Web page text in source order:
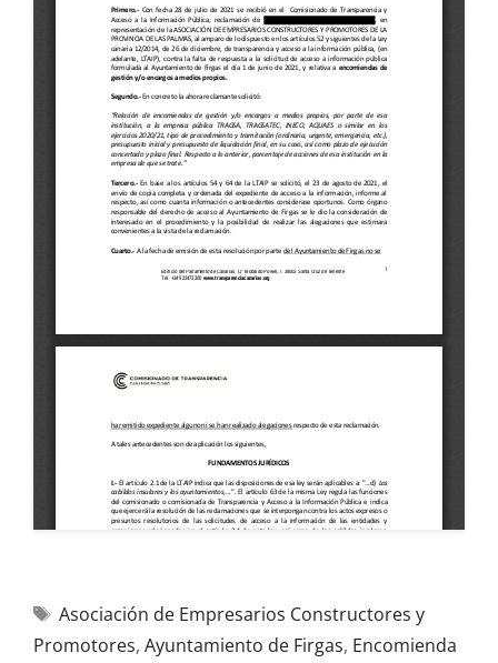
Asociación de Empresarios Constructores y
Promotores, Ayuntamiento de Firgas, Encomienda